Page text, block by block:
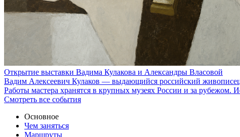
Открытие выставки Вадима Кулакова и Александры Власовой
Вадим Алексеевич Кулаков — выдающийся российский
Работы мастера хранятся в крупных музеях России и за рубежом.
Смотреть все события
Основное
Чем заняться
Маршруты